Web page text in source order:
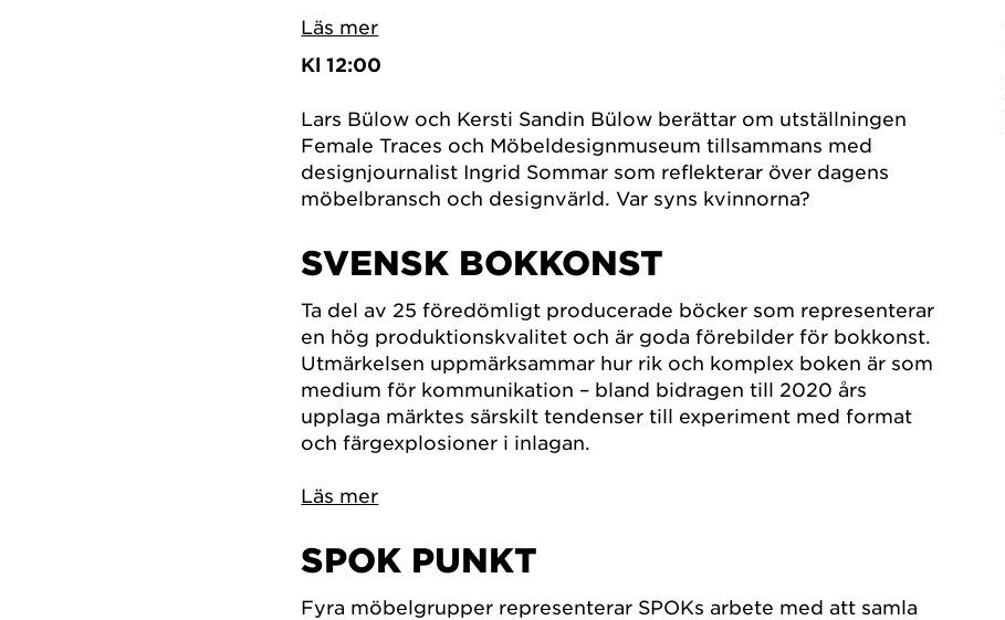
Läs mer
Kl 12:00
Lars Bülow och Kersti Sandin Bülow berättar om utställningen
Female Traces och Möbeldesignmuseum tillsammans med
designjournalist Ingrid Sommar som reflekterar över dagens
möbelbransch och designvärld. Var syns kvinnorna?
SVENSK BOKKONST
Ta del av 25 föredömligt producerade böcker som representerar
en hög produktionskvalitet och är goda förebilder för bokkonst.
Utmärkelsen uppmärksammar hur rik och komplex boken är som
medium för kommunikation – bland bidragen till 2020 års
upplaga märktes särskilt tendenser till experiment med format
och färgexplosioner i inlagan.
Läs mer
SPOK PUNKT
Fyra möbelgrupper representerar SPOKs arbete med att samla